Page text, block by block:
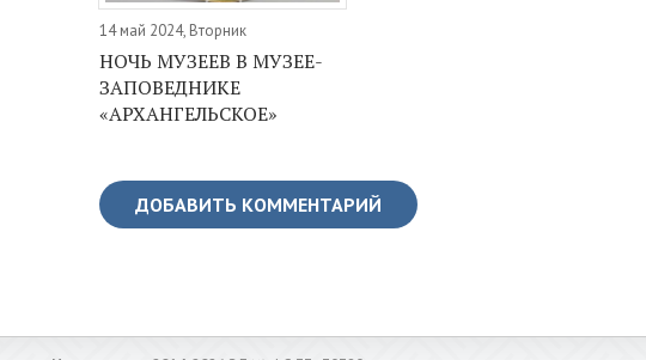
14 май 2024, Вторник
НОЧЬ МУЗЕЕВ В МУЗЕЕ-
ЗАПОВЕДНИКЕ
«АРХАНГЕЛЬСКОЕ»
ДОБАВИТЬ КОММЕНТАРИЙ